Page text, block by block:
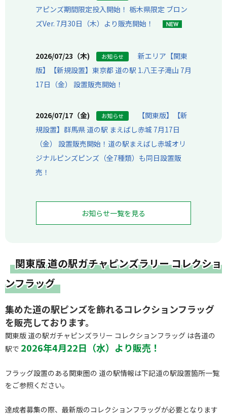
お知らせ一覧を見る
関東版 道の駅ガチャピンズラリー コレクショ
ンフラッグ
集めた道の駅ピンズを飾れるコレクションフラッグ
を販売しております。
関東版 道の駅ガチャピンズラリー コレクションフラッグ は各道の
駅で 2026年4月22日（水）より販売！
フラッグ設置のある関東圏の 道の駅情報は下記道の駅設置箇所一覧
をご参照ください。
達成者募集の際、最新版のコレクションフラッグが必要となります